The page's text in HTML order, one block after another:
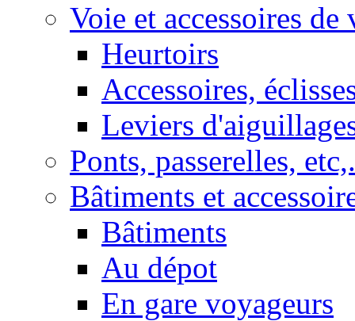
Voie et accessoires de
Heurtoirs
Accessoires,
Leviers
Ponts, passerelles,
Bâtiments et
Bâtiments
Au dépot
En gare voyageurs